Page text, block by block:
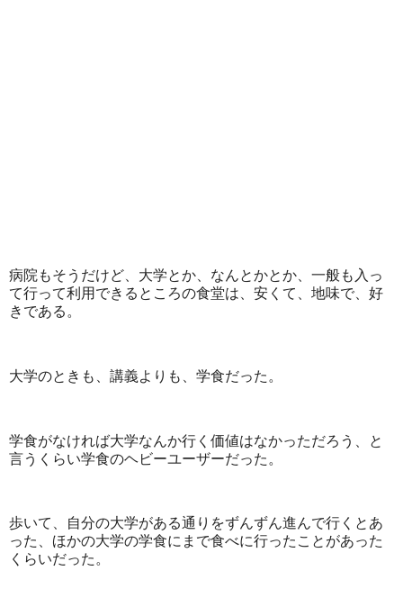
病院もそうだけど、大学とか、なんとかとか、一般も入っ
て行って利用できるところの食堂は、安くて、地味で、好
きである。
大学のときも、講義よりも、学食だった。
学食がなければ大学なんか行く価値はなかっただろう、と
言うくらい学食のヘビーユーザーだった。
歩いて、自分の大学がある通りをずんずん進んで行くとあ
った、ほかの大学の学食にまで食べに行ったことがあった
くらいだった。